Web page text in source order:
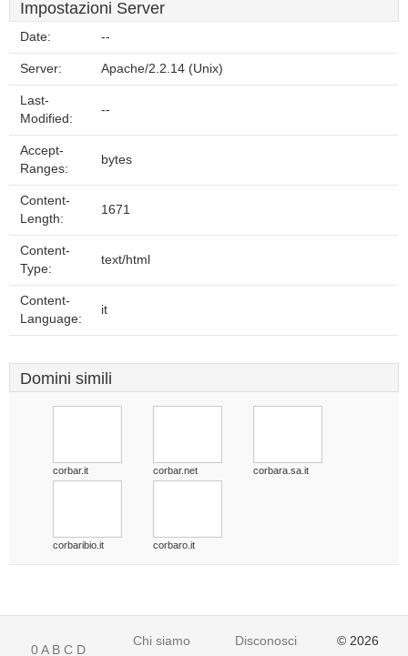
Impostazioni Server
Date: --
Server: Apache/2.2.14 (Unix)
Last-
Modified:
--
Accept-
Ranges:
bytes
Content-
Length:
1671
Content-
Type:
text/html
Content-
Language:
it
Domini simili
corbar.it corbar.net corbara.sa.it
corbaribio.it corbaro.it
0A B C D
Chi siamo
Disconoscimento
© 2026